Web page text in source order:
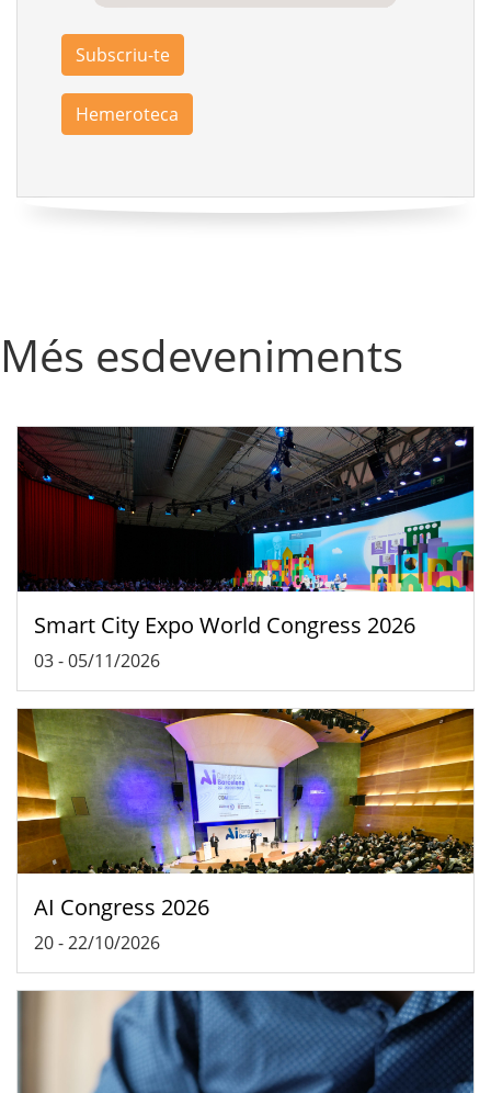
Subscriu-te
Hemeroteca
Més esdeveniments
Smart City Expo World Congress 2026
03-05/11/2026
AI Congress 2026
20-22/10/2026